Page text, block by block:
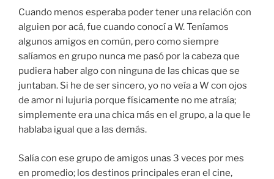
Cuando menos esperaba poder tener una relación con
alguien por acá, fue cuando conocí a W. Teníamos
algunos amigos en común, pero como siempre
salíamos en grupo nunca me pasó por la cabeza que
pudiera haber algo con ninguna de las chicas que se
juntaban. Si he de ser sincero, yo no veía a W con ojos
de amor ni lujuria porque físicamente no me atraía;
simplemente era una chica más en el grupo, a la que le
hablaba igual que a las demás.
Salía con ese grupo de amigos unas 3 veces por mes
en promedio; los destinos principales eran el cine,